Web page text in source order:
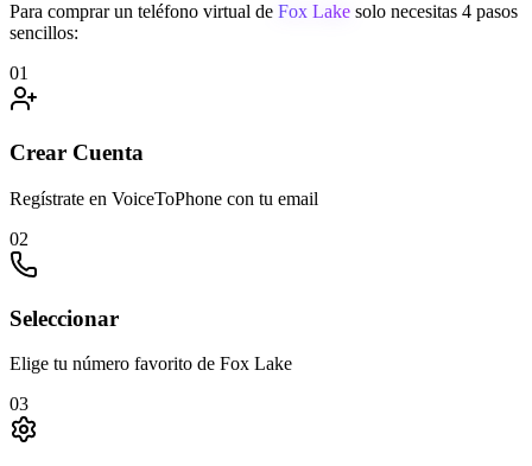
Para comprar un teléfono virtual de Fox Lake solo necesitas 4 pasos
sencillos:
01
Crear Cuenta
Regístrate en VoiceToPhone con tu email
02
Seleccionar
Elige tu número favorito de Fox Lake
03